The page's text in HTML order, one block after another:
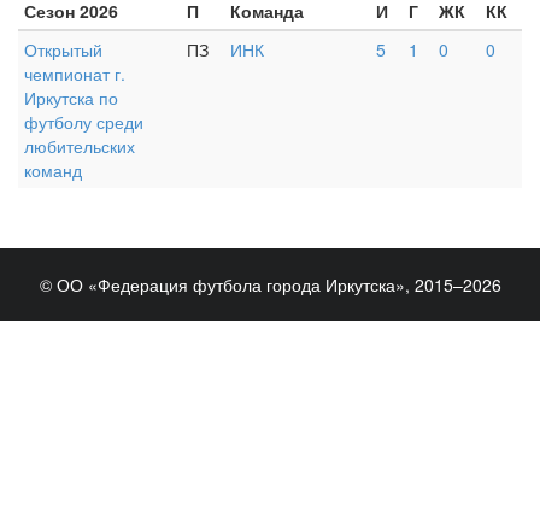
Сезон 2026
П Команда И Г ЖК
КК
Открытый
чемпионат г.
Иркутска по
футболу среди
любительских
команд
ПЗ ИНК 5 1 0 0
© ОО «Федерация футбола города Иркутска», 2015–2026